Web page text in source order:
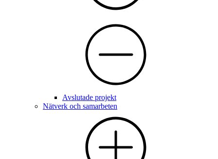
Avslutade projekt
Nätverk och samarbeten